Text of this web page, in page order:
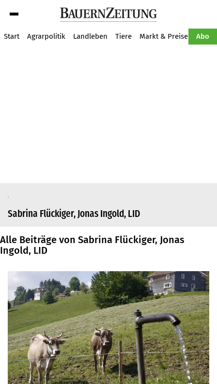
Start Agrarpolitik Landleben Tiere Markt & Preise Abo
Sabrina Flückiger, Jonas Ingold, LID
Alle Beiträge von Sabrina Flückiger, Jonas
Ingold, LID